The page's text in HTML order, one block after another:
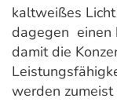
kaltweißes
dagegen einen
damit die
werden